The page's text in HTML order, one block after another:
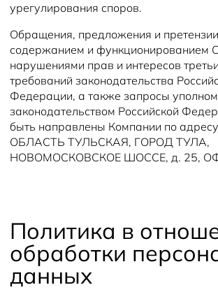
урегулирования споров.
Обращения, предложения и
содержанием и функционированием
нарушениями прав и интересов
требований законодательства
Федерации, а также запросы
законодательством Российской
быть направлены Компании по
ОБЛАСТЬ ТУЛЬСКАЯ, ГОРОД ТУЛА,
НОВОМОСКОВСКОЕ ШОССЕ, д. 25,
Политика в
обработки
данных